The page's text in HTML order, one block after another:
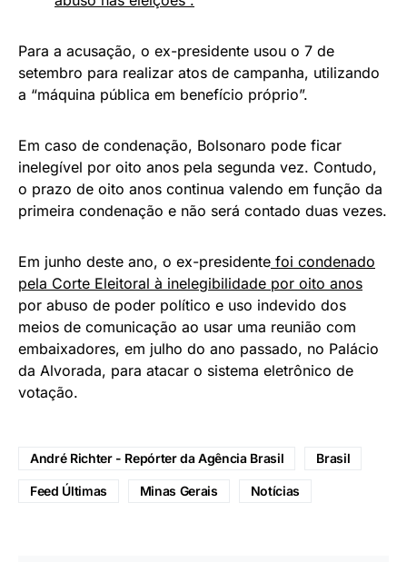
Para a acusação, o ex-presidente usou o 7 de
setembro para realizar atos de campanha, utilizando
a “máquina pública em benefício próprio”.
Em caso de condenação, Bolsonaro pode ficar
inelegível por oito anos pela segunda vez. Contudo,
o prazo de oito anos continua valendo em função da
primeira condenação e não será contado duas vezes.
Em junho deste ano, o ex-presidente foi condenado
pela Corte Eleitoral à inelegibilidade por oito anos
por abuso de poder político e uso indevido dos
meios de comunicação ao usar uma reunião com
embaixadores, em julho do ano passado, no Palácio
da Alvorada, para atacar o sistema eletrônico de
votação.
André Richter - Repórter da Agência Brasil Brasil
Feed Últimas Minas Gerais Notícias